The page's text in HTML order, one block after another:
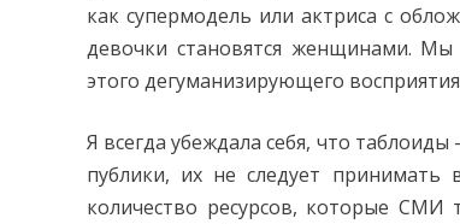
как супермодель или актриса с
девочки становятся женщинами. Мы
этого дегуманизирующего
Я всегда убеждала себя, что
публики, их не следует
количество ресурсов, которые СМИ